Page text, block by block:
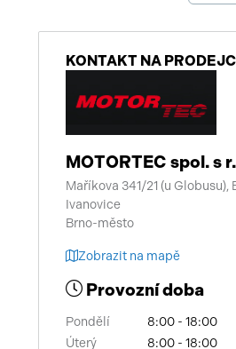
KONTAKT NA
MOTORTEC spol. s
Maříkova 341/21 (u Globusu),
Ivanovice
Brno-město
Zobrazit na mapě
Provozní doba
Pondělí
8:00 - 18:00
Úterý
8:00 - 18:00